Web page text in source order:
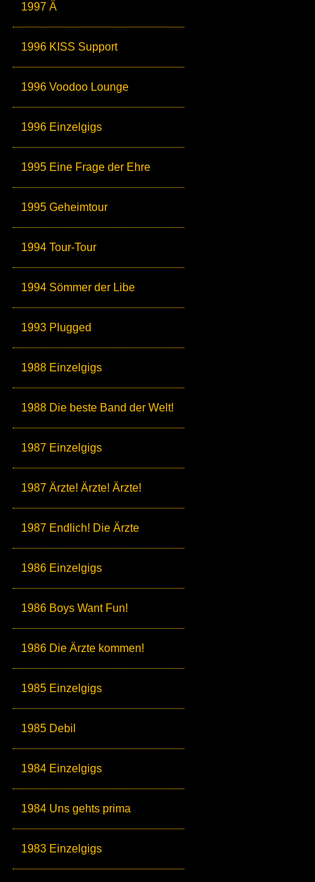
1997 Ä
1996 KISS Support
1996 Voodoo Lounge
1996 Einzelgigs
1995 Eine Frage der Ehre
1995 Geheimtour
1994 Tour-Tour
1994 Sömmer der Libe
1993 Plugged
1988 Einzelgigs
1988 Die beste Band der Welt!
1987 Einzelgigs
1987 Ärzte! Ärzte! Ärzte!
1987 Endlich! Die Ärzte
1986 Einzelgigs
1986 Boys Want Fun!
1986 Die Ärzte kommen!
1985 Einzelgigs
1985 Debil
1984 Einzelgigs
1984 Uns gehts prima
1983 Einzelgigs